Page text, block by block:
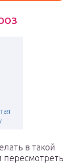
в такой
пересмотреть